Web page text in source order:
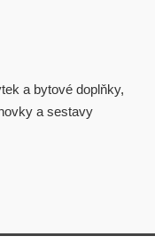
a bytové doplňky,
a sestavy